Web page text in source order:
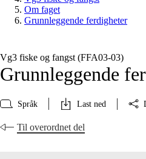
Om faget
Grunnleggende ferdigheter
Vg3 fiske og fangst (FFA03‑03)
Grunnleggende
Språk Last ned
Til overordnet del